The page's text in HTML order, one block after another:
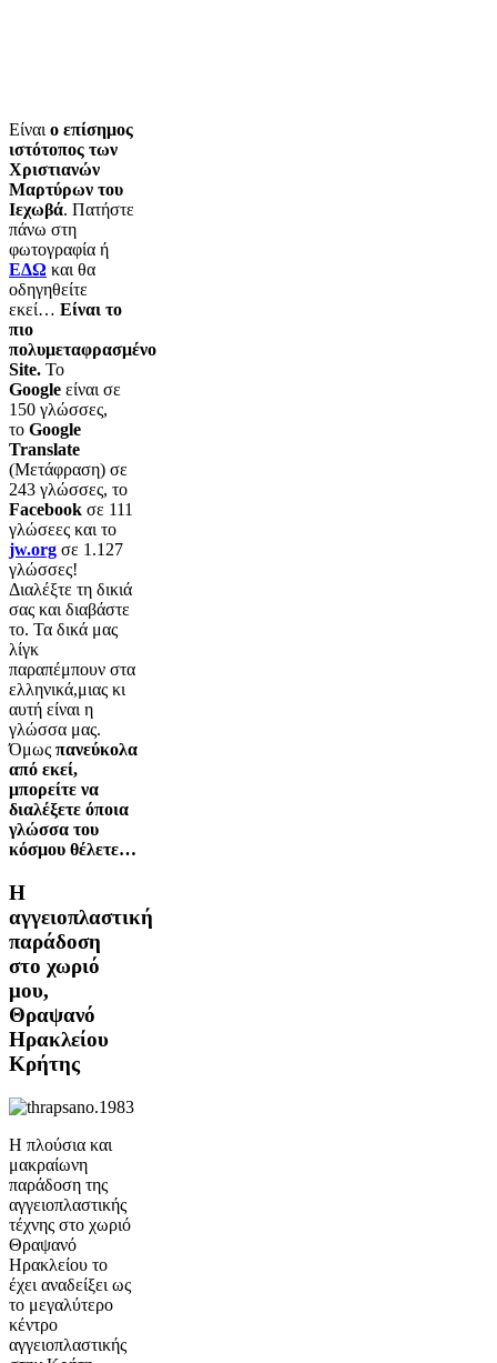
Είναι ο επίσημος
ιστότοπος των
Χριστιανών
Μαρτύρων του
Ιεχωβά. Πατήστε
πάνω στη
φωτογραφία ή
ΕΔΩ και θα
οδηγηθείτε
εκεί… Είναι το
πιο
πολυμεταφρασμένο
Site. Το
Google είναι σε
150 γλώσσες,
το Google
Translate
(Μετάφραση) σε
243 γλώσσες, το
Facebook σε 111
γλώσεες και το
jw.org σε 1.127
γλώσσες!
Διαλέξτε τη δικιά
σας και διαβάστε
το. Τα δικά μας
λίγκ
παραπέμπουν στα
ελληνικά,μιας κι
αυτή είναι η
γλώσσα μας.
Όμως πανεύκολα
από εκεί,
μπορείτε να
διαλέξετε όποια
γλώσσα του
κόσμου θέλετε…
Η
αγγειοπλαστική
παράδοση
στο χωριό
μου,
Θραψανό
Ηρακλείου
Κρήτης
Η πλούσια και
μακραίωνη
παράδοση της
αγγειοπλαστικής
τέχνης στο χωριό
Θραψανό
Ηρακλείου το
έχει αναδείξει ως
το μεγαλύτερο
κέντρο
αγγειοπλαστικής